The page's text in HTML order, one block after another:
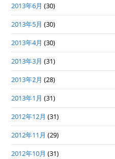
2013年6月 (30)
2013年5月 (30)
2013年4月 (30)
2013年3月 (31)
2013年2月 (28)
2013年1月 (31)
2012年12月 (31)
2012年11月 (29)
2012年10月 (31)